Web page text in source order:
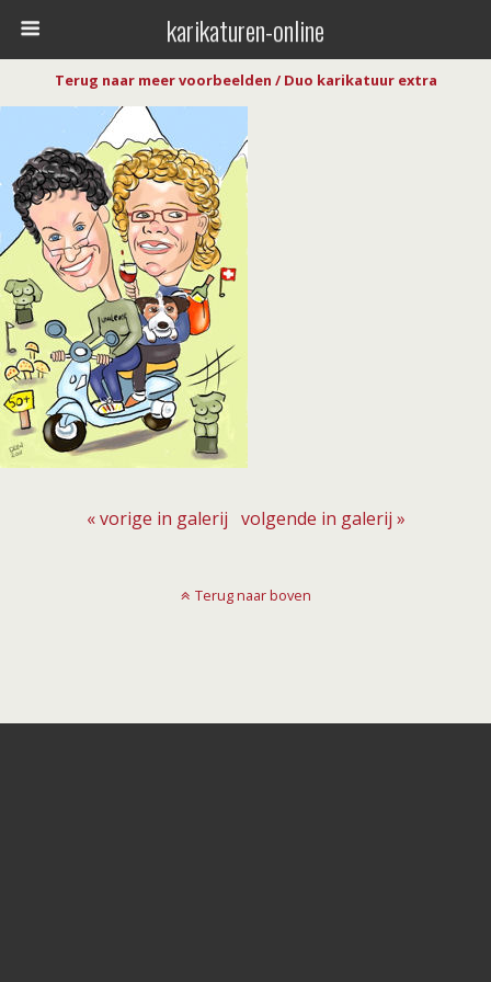
karikaturen-online
Terug naar meer voorbeelden / Duo karikatuur extra
« vorige in galerij volgende in galerij »
Terug naar boven